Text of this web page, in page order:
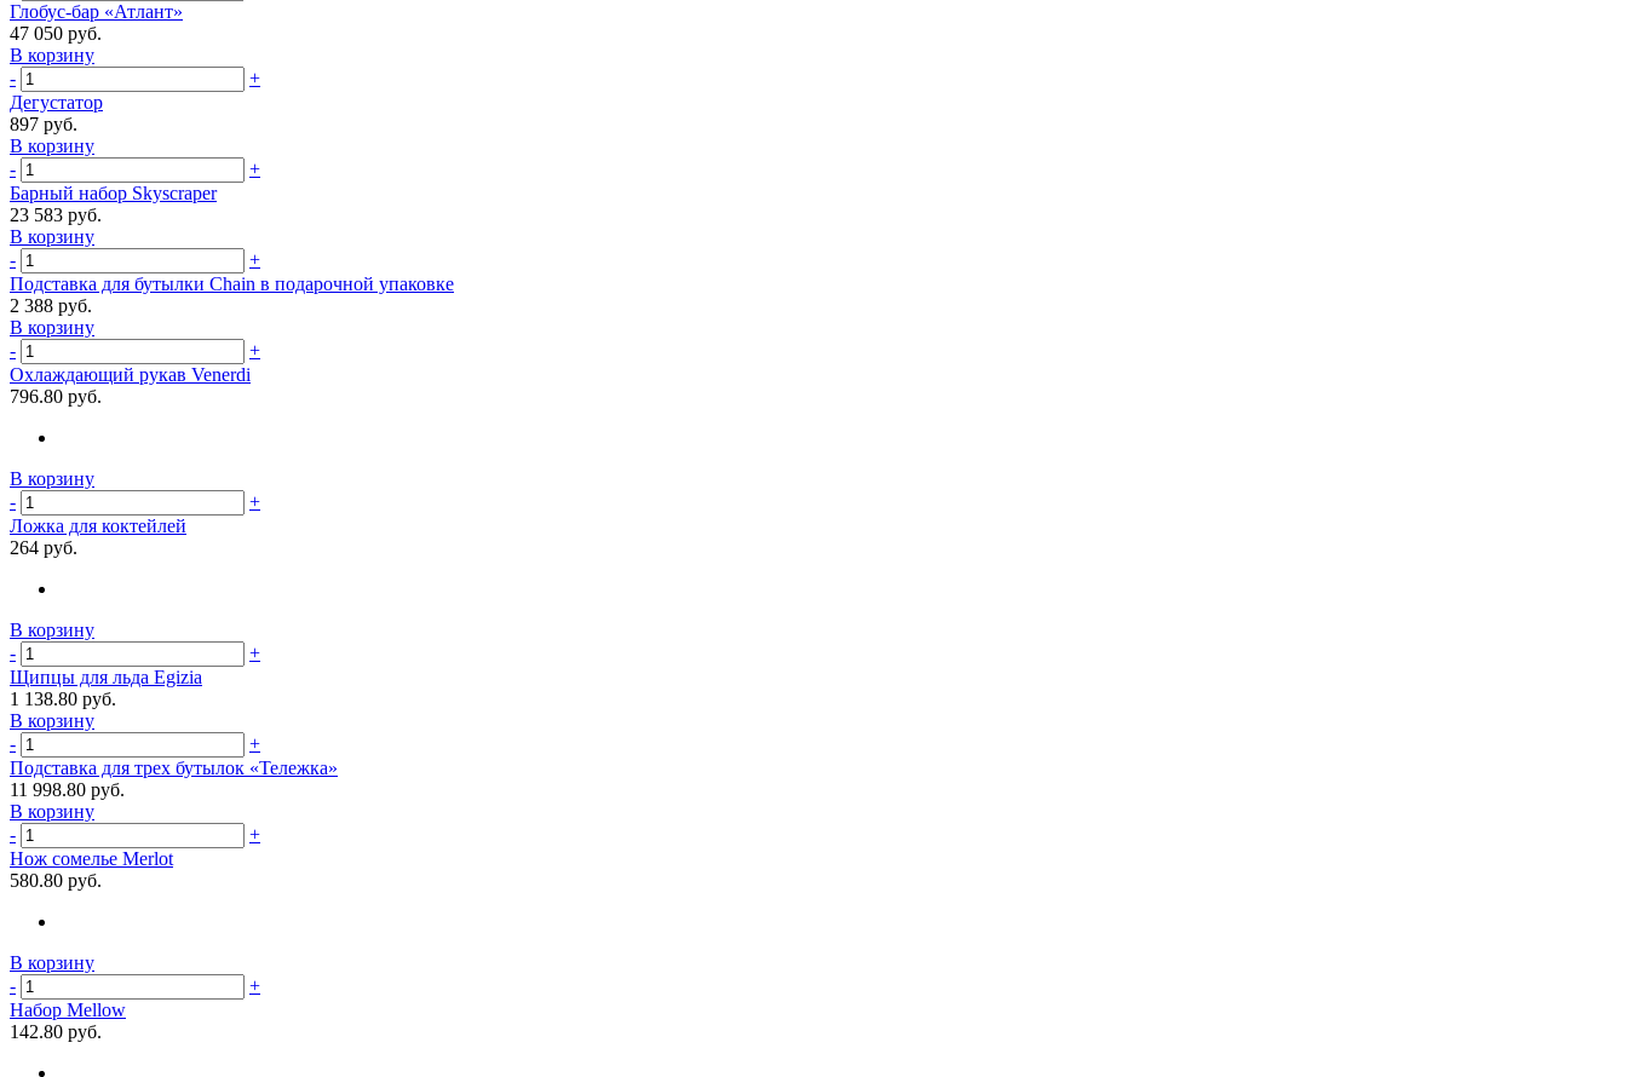
Глобус-бар «Атлант»
47 050 руб.
В корзину
-
+
Дегустатор
897 руб.
В корзину
-
+
Барный набор Skyscraper
23 583 руб.
В корзину
-
+
Подставка для бутылки Chain в подарочной упаковке
2 388 руб.
В корзину
-
+
Охлаждающий рукав Venerdi
796.80 руб.
В корзину
-
+
Ложка для коктейлей
264 руб.
В корзину
-
+
Щипцы для льда Egizia
1 138.80 руб.
В корзину
-
+
Подставка для трех бутылок «Тележка»
11 998.80 руб.
В корзину
-
+
Нож сомелье Merlot
580.80 руб.
В корзину
-
+
Набор Mellow
142.80 руб.